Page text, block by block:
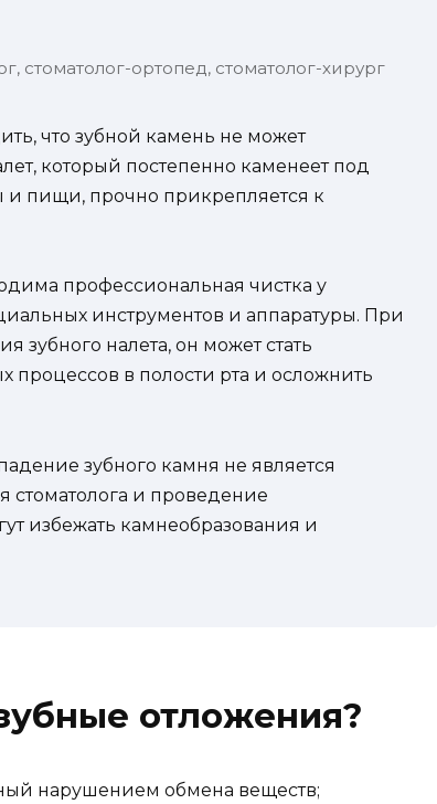
стоматолог-ортопед, стоматолог-хирург
что зубной камень не может
который постепенно каменеет под
пищи, прочно прикрепляется к
профессиональная чистка у
инструментов и аппаратуры. При
зубного налета, он может стать
процессов в полости рта и осложнить
зубного камня не является
и проведение
избежать камнеобразования и
отложения?
нарушением обмена веществ;